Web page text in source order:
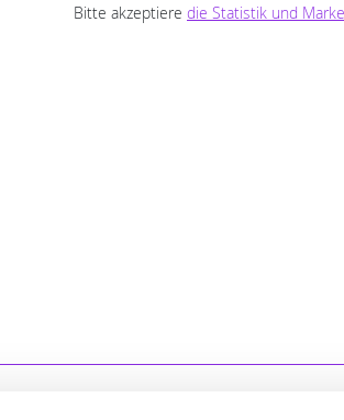
Bitte akzeptiere die Statistik und